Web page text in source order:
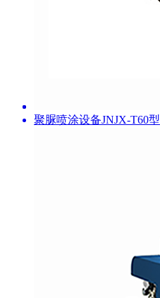
聚脲喷涂设备JNJX-T60型